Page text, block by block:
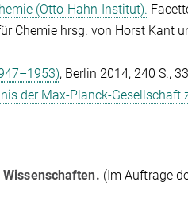
(Otto-Hahn-Institut).
Chemie hrsg. von Horst Kant
, Berlin 2014, 240 S.,
der Max-Planck-Gesellschaft
(Im Auftrage